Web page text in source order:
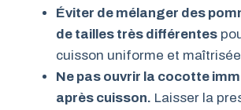
Éviter de mélanger des
de tailles très différentes
cuisson uniforme et
Ne pas ouvrir la cocotte
après cuisson. Laisser la